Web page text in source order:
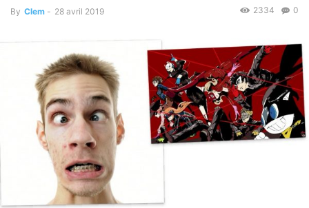
By Clem - 28 avril 2019 0
2334